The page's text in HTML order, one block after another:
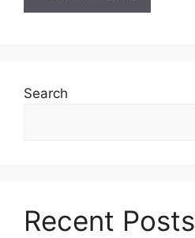
Search
Recent Posts